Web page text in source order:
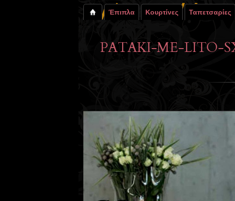
Έπιπλα Κουρτίνες Ταπετσαρίες
PATAKI-ME-LITO-